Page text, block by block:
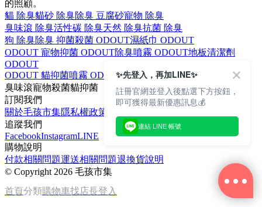
的照顧。
貓 除臭貓砂 除臭除臭 豆腐砂寵物 除臭
臭味滾 除臭活性碳 除臭天然 除臭抗菌 除臭
狗 除臭除臭 抑菌殺菌 ODOUT濕紙巾 ODOUT
ODOUT 寵物抑菌 ODOUT除臭噴霧 ODOUT地板清潔劑
ODOUT
ODOUT 貓抑菌噴霧 ODOUT淨味 ODOUT 補充瓶 ODOUT
臭味滾寵物殺菌貓抑菌
訂閱我們
關於毛孩市集隱私權政策
追蹤我們
FacebookInstagramLINE
購物說明
付款相關問題運送相關問題退換貨說明
© Copyright 2026 毛孩市集
首頁分類購物車找店長登入
✨先登入，再加LINE✨
註冊官網並登入後點選下方按鈕，
即可獲得最新優惠訊息💰
連結 LINE 帳號